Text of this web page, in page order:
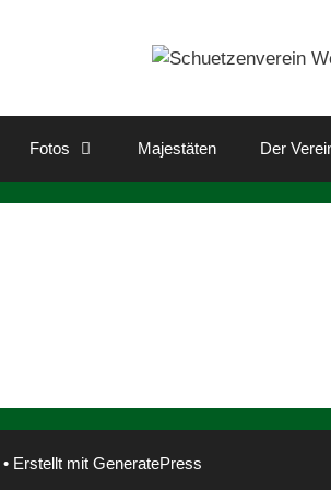
Fotos Majestäten Der
• Erstellt mit GeneratePress